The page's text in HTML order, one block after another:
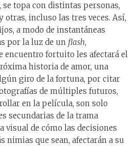
topa con distintas personas,
otras, incluso las tres veces. Así,
a modo de instantáneas
por la luz de un flash,
encuentro fortuito les afectará el
historia de amor, una
giro de la fortuna, por citar
de múltiples futuros,
en la película, son solo
secundarias de la trama
visual de cómo las decisiones
nimias que sean, afectarán a su